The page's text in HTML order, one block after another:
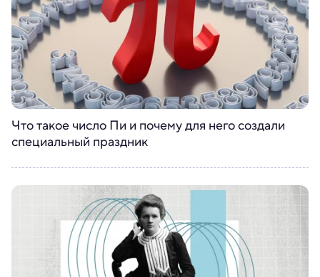
Что такое число Пи и почему для него создали
специальный праздник